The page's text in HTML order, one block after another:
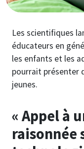
Les scientifiques
éducateurs en
les enfants et les
pourrait présenter
jeunes.
« Appel à
raisonnée